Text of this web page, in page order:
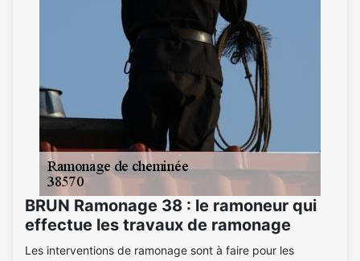
BRUN Ramonage 38 : le ramoneur qui
effectue les travaux de ramonage
Les interventions de ramonage sont à faire pour les